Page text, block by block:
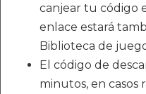
canjear tu código
enlace estará
Biblioteca de
El código de
minutos, en casos